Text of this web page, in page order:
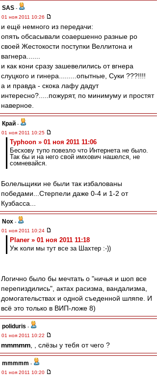
SAS -
01 ноя 2011 10:26
и ещё немного из передачи:
опять обсасывали соаершенно разные ро
своей Жестокости поступки Веллитона и
вагнера.......
и как кони сразу зашевелились от вгнера
слуцкого и гинера.........опытные, Суки ???!!!!
а и правда - скока лафу дадут
интересно?.....пожурят, по минимуму и простят
наверное.
Край -
01 ноя 2011 10:25
Typhoon » 01 ноя 2011 11:06
Бескову тупо повезло что Интернета не было.
Так бы и на него свой имхович нашелся, не
сомневайся.
Болельщики не были так избалованы
победами...Стерпели даже 0-4 и 1-2 от
Кузбасса...
Nox -
01 ноя 2011 10:24
Planer » 01 ноя 2011 11:18
Уж коли мы тут все за Шахтер :-))
Логично было бы мечтать о "ничья и шоп все
перепиздились", актах расизма, вандализма,
домогательствах и одной съеденной шляпе. И
всё это только в ВИП-ложе 8)
poliduris -
01 ноя 2011 10:22
mmmmm , , слёзы у тебя от чего ?
mmmmm -
01 ноя 2011 10:20